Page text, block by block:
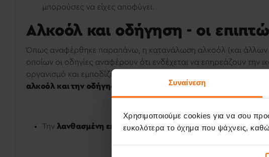
Συναίνεση
Χρησιμοποιούμε cookies για να σου
ευκολότερα το όχημα που ψάχνεις,
μπορούσες να είχες αποφύγει.
Αλκοόλ και οδήγηση - οι
Όπως αναφέρθηκε παραπάνω, η κατανάλωση αλκοόλ (και άλλων
οποίων οι οδηγίες αναφέρουν ότι ενδέχεται να επηρεάζουν την
οργανισμό και εμποδίζει την απρόσκοπτη λειτουργία ορισμένων
αλκοόλ και την οδήγηση
. Πιο συγκεκριμένα η κατανάλωση
Την λανθασμένη εκτίμηση αποστάσεωνμεταξύ οχημάτων